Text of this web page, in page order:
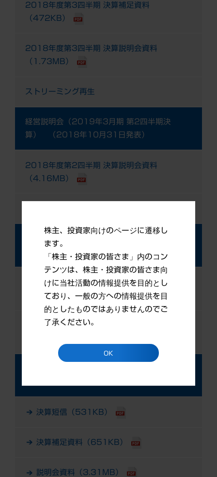
2018年度第3四半期 決算補足資料
（472KB）
2018年度第3四半期 決算説明会資料
（1.73MB）
ストリーミング再生
経営説明会（2019年3月期 第2四半期決
算） （2018年10月31日発表）
2018年度第2四半期 決算説明会資料
（4.16MB）
2019年3月期 第2四半期 決算発表（TDネ
ット掲載） （2018年10月31日発表）
2018年度第2四半期 決算短信（466KB）
2018年度第2四半期 決算補足資料
決算短信（531KB）
決算補足資料（651KB）
説明会資料（3.31MB）
株主、投資家向けのページに遷移し
ます。
「株主・投資家の皆さま」内のコン
テンツは、株主・投資家の皆さま向
けに当社活動の情報提供を目的とし
ており、一般の方への情報提供を目
的としたものではありませんのでご
了承ください。
OK